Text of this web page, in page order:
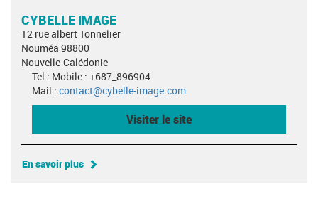
CYBELLE IMAGE
12 rue albert Tonnelier
Nouméa 98800
Nouvelle-Calédonie
Tel : Mobile : +687_896904
Mail : contact@cybelle-image.com
Visiter le site
En savoir plus